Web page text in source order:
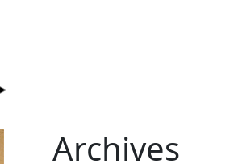
Archives